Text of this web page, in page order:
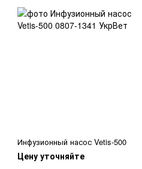
Инфузионный насос Vetis-500
Цену уточняйте